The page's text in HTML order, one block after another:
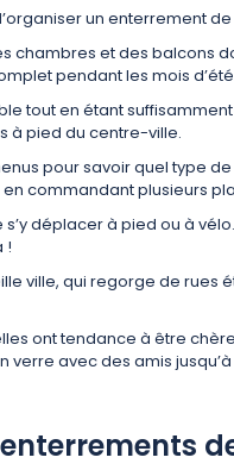
un enterrement
et des balcons
pendant les mois
tout en étant
à pied du centre-ville.
pour savoir quel type
commandant plusieurs
déplacer à pied ou à
!
ville, qui regorge de
ont tendance à être
avec des amis